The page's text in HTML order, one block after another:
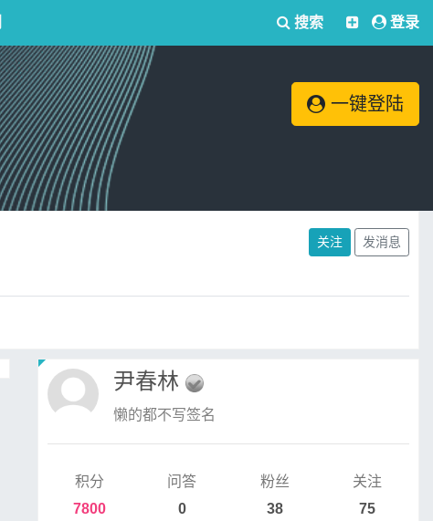
搜索 登录
一键登陆
关注 发消息
尹春林
懒的都不写签名
积分
7800
问答
0
粉丝
38
关注
75